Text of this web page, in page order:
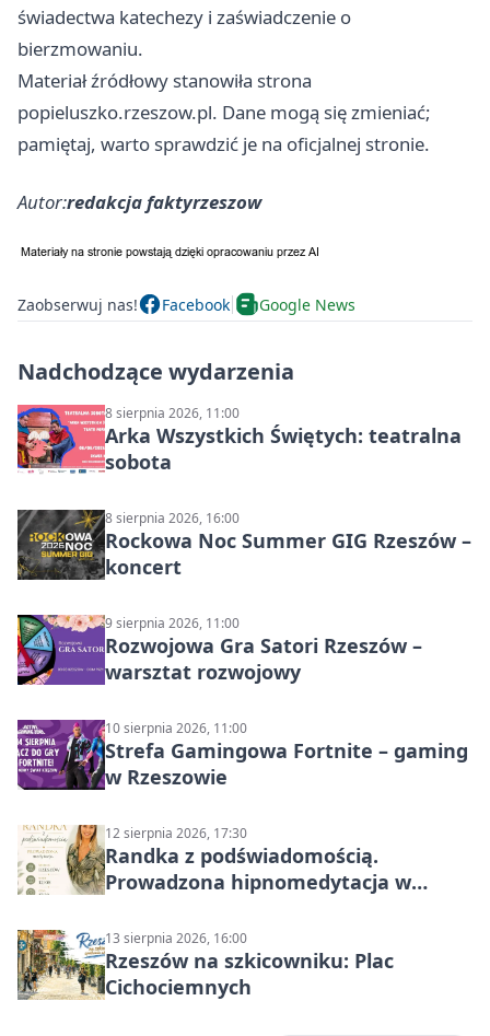
świadectwa katechezy i zaświadczenie o
bierzmowaniu.
Materiał źródłowy stanowiła strona
popieluszko.rzeszow.pl. Dane mogą się zmieniać;
pamiętaj, warto sprawdzić je na oficjalnej stronie.
Autor:redakcja faktyrzeszow
Zaobserwuj nas! Facebook Google News
Nadchodzące wydarzenia
8 sierpnia 2026, 11:00
Arka Wszystkich Świętych: teatralna
sobota
8 sierpnia 2026, 16:00
Rockowa Noc Summer GIG Rzeszów –
koncert
9 sierpnia 2026, 11:00
Rozwojowa Gra Satori Rzeszów –
warsztat rozwojowy
10 sierpnia 2026, 11:00
Strefa Gamingowa Fortnite – gaming
w Rzeszowie
12 sierpnia 2026, 17:30
Randka z podświadomością.
Prowadzona hipnomedytacja w
13 sierpnia 2026, 16:00
Rzeszów na szkicowniku: Plac
Cichociemnych